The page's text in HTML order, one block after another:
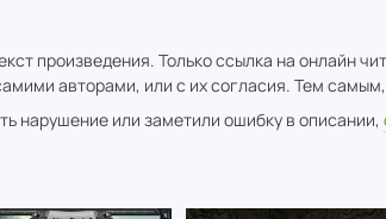
произведения. Только ссылка на онлайн
авторами, или с их согласия. Тем
нарушение или заметили ошибку в описании,